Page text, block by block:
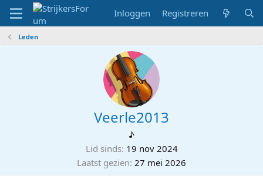
Inloggen Registreren
Leden
Veerle2013
♪
Lid sinds 19 nov 2024
Laatst gezien 27 mei 2026